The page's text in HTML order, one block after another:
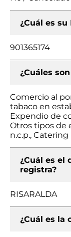
¿Cuál es su
901365174
¿Cuáles
Comercio al
tabaco en
Expendio de
Otros tipos de
n.c.p.,
¿Cuál es el
registra?
RISARALDA
¿Cuál es la